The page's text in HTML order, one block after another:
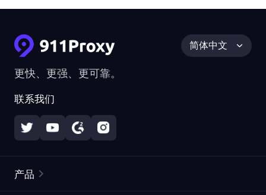
更快、更强、更可靠。
联系我们
简体中文
产品